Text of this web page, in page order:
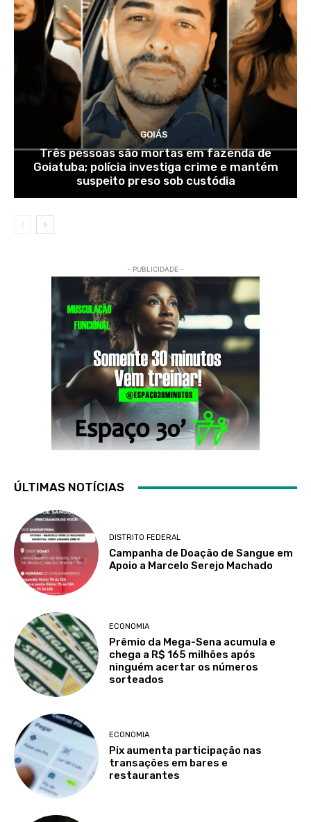
GOIÁS
Três pessoas são mortas em fazenda de
Goiatuba; polícia investiga crime e mantém
suspeito preso sob custódia
- PUBLICIDADE -
ÚLTIMAS NOTÍCIAS
DISTRITO FEDERAL
Campanha de Doação de Sangue em
Apoio a Marcelo Serejo Machado
ECONOMIA
Prêmio da Mega-Sena acumula e
chega a R$ 165 milhões após
ninguém acertar os números
sorteados
ECONOMIA
Pix aumenta participação nas
transações em bares e
restaurantes